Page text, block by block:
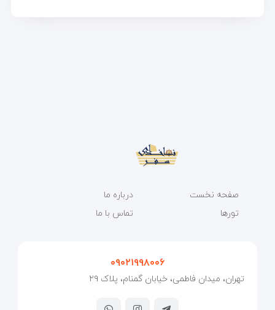
صفحه نخست
تورها
درباره ما
تماس با ما
۰۹۰۲۱۹۹۸۰۰۶
تهران، میدان فاطمی، خیابان گمنام، پلاک ۲۹